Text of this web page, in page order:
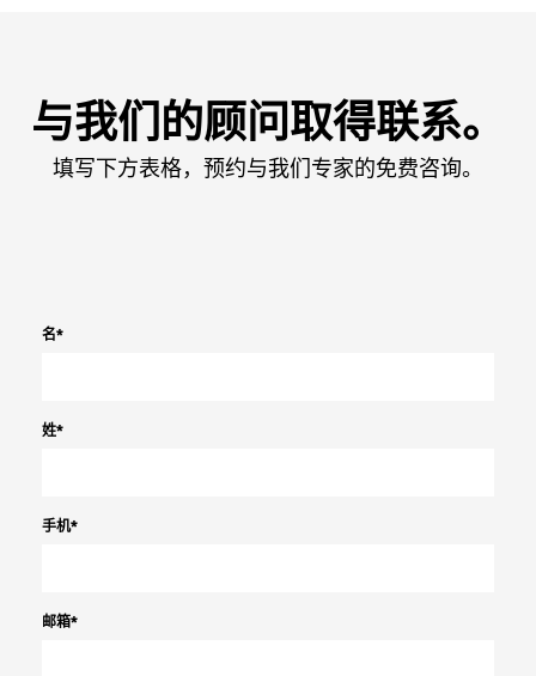
与我们的顾问取得联系。
填写下方表格，预约与我们专家的免费咨询。
名*
姓*
手机*
邮箱*